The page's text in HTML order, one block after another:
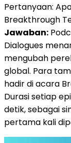
Pertanyaan:
Breakthrough
Jawaban:
Dialogues
mengubah
global. Para
hadir di acara
Durasi setiap
detik, sebagai
pertama kali